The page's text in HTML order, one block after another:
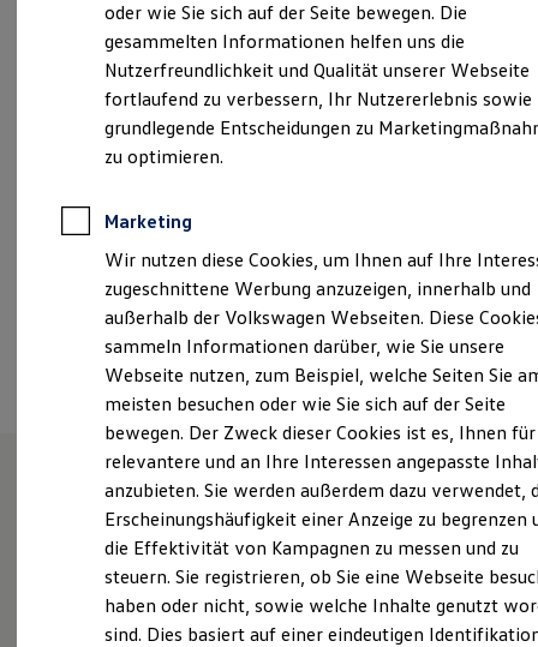
Für Privatkunden
Für Gewerbekunden
Versicherungen & Garantien
Garantien
Kfz-Versicherung für Nutzfahrzeuge
Restschuldversicherung
Wartungsverträge
Besitzer & Service
Sommer-Special
Reparatur, Pflege & Inspektion
Servicetermin anfragen
Service-Vorteile bei Volkswagen Nutzfahrzeuge
Economy Service
Räder & Reifen Service
Ersatzfahrzeuge
Notdienst und Pannenhilfe
Software, Konnektivität & Apps
California App
VW Connect für Ihren ID. Buzz
VW Connect für Ihren Transporter/Caravelle
VW Connect für Ihren Amarok
VW Connect für andere Modelle
Connect Pro
Fleet Interface Data
Multistop Pathfinder
Übersicht Software Updates
Hilfreiches für Besitzer
Erzbergerstraße 1a, 09116 Chemnitz
info@autohausweinhold.de
+49 371 374340
Montag-Freitag 07:00-18:00 Uhr
Samstag
08:00 -12:00 Uhr
Ansprechpartner
Termin vereinbaren
Unsere Leistungenim
Überblick
Service
oder wie Sie sich auf der Seite bewegen. Die
gesammelten Informationen helfen uns die
Nutzerfreundlichkeit und Qualität unserer Webseite
fortlaufend zu verbessern, Ihr Nutzererlebnis sowie
grundlegende Entscheidungen zu
zu optimieren.
Marketing
Wir nutzen diese Cookies, um Ihnen auf Ihre
zugeschnittene Werbung anzuzeigen, innerhalb und
außerhalb der Volkswagen Webseiten. Diese
sammeln Informationen darüber, wie Sie unsere
Webseite nutzen, zum Beispiel, welche Seiten Sie
meisten besuchen oder wie Sie sich auf der Seite
bewegen. Der Zweck dieser Cookies ist es, Ihnen für
relevantere und an Ihre Interessen angepasste
anzubieten. Sie werden außerdem dazu verwendet,
Erscheinungshäufigkeit einer Anzeige zu begrenzen
die Effektivität von Kampagnen zu messen und zu
steuern. Sie registrieren, ob Sie eine Webseite
haben oder nicht, sowie welche Inhalte genutzt
sind. Dies basiert auf einer eindeutigen